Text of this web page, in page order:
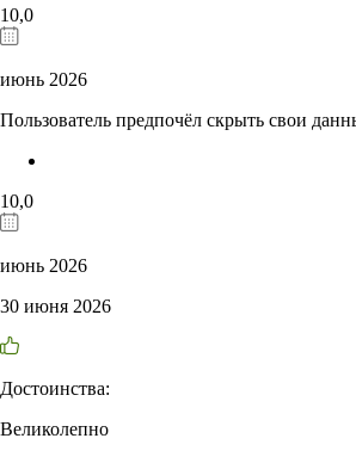
10,0
июнь 2026
Пользователь предпочёл скрыть свои
10,0
июнь 2026
30 июня 2026
Достоинства:
Великолепно